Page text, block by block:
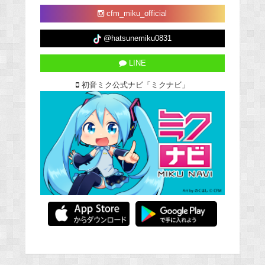
cfm_miku_official
@hatsunemiku0831
LINE
初音ミク公式ナビ「ミクナビ」